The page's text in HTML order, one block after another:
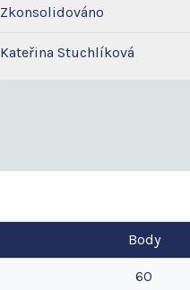
Zkonsolidováno
Kateřina Stuchlíková
Body
60